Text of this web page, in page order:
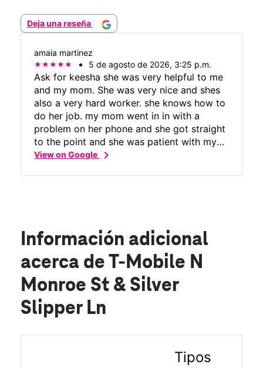
Deja una reseña
amaia martinez
5 de agosto de 2026, 3:25 p.m.
Ask for keesha she was very helpful to me
and my mom. She was very nice and shes
also a very hard worker. she knows how to
do her job. my mom went in in with a
problem on her phone and she got straight
to the point and she was patient with my
moms english. definitely coming back if we
View on Googlechevron_right
Información adicional
acerca de T-Mobile N
Monroe St & Silver
Slipper Ln
Tipos